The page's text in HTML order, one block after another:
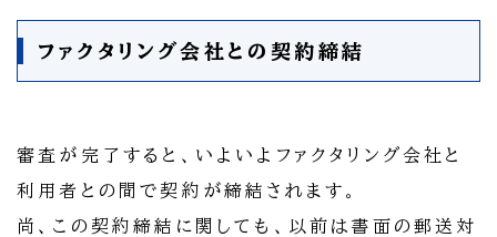
ファクタリング会社との契約締結
審査が完了すると、いよいよファクタリング会社と
利用者との間で契約が締結されます。
尚、この契約締結に関しても、以前は書面の郵送対